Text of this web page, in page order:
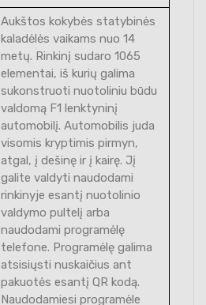
Aukštos kokybės statybinės
kaladėlės vaikams nuo 14
metų. Rinkinį sudaro 1065
elementai, iš kurių galima
sukonstruoti nuotoliniu būdu
valdomą F1 lenktyninį
automobilį. Automobilis juda
visomis kryptimis pirmyn,
atgal, į dešinę ir į kairę. Jį
galite valdyti naudodami
rinkinyje esantį nuotolinio
valdymo pultelį arba
naudodami programėlę
telefone. Programėlę galima
atsisiųsti nuskaičius ant
pakuotės esantį QR kodą.
Naudodamiesi programėle